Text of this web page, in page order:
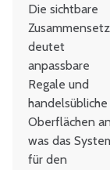
Die sichtbare
deutet
anpassbare
Regale und
handelsübliche
Oberflächen
was das
für den